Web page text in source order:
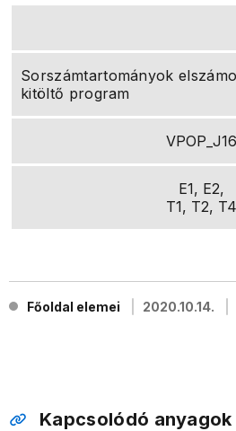
Sorszámtartományok
kitöltő program
VPOP_J16
E1, E2,
T1, T2, T4
Főoldal elemei 2020.10.14.
Kapcsolódó anyagok